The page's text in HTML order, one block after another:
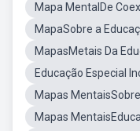
Mapa MentalDe
MapaSobre a
MapasMetais Da
Educação Especial
Mapas
Mapas